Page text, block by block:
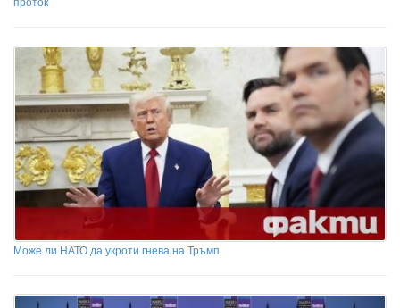
Може ли НАТО да укроти гнева на Тръмп